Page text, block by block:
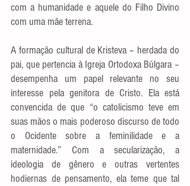
com a humanidade e aquele do Filho Divino
com uma mãe terrena.
A formação cultural de Kristeva – herdada do
pai, que pertencia à Igreja Ortodoxa Búlgara –
desempenha um papel relevante no seu
interesse pela genitora de Cristo. Ela está
convencida de que “o catolicismo teve em
suas mãos o mais poderoso discurso de todo
o Ocidente sobre a feminilidade e a
maternidade.” Com a secularização, a
ideologia de gênero e outras vertentes
hodiernas de pensamento, ela teme que tal